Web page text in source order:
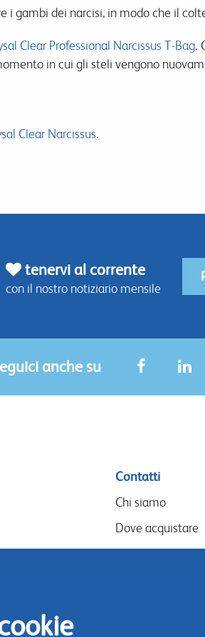
i gambi dei narcisi, in modo che il
Clear Professional Narcissus T-Bag.
in cui gli steli vengono
Clear Narcissus.
tenervi al corrente
con il nostro notiziario mensile
anche su
Contatti
Chi siamo
Dove acquistare
I nostri partner